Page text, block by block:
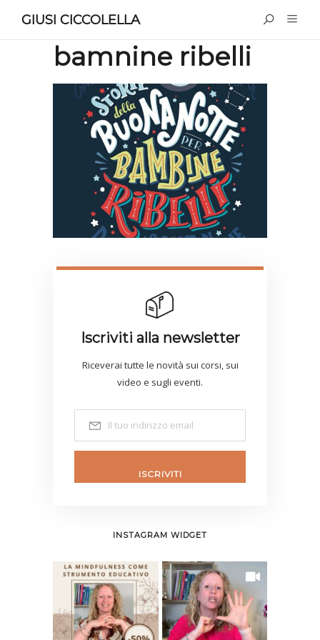
GIUSI CICCOLELLA
bamnine ribelli
Iscriviti alla newsletter
Riceverai tutte le novità sui corsi, sui
video e sugli eventi.
ISCRIVITI
INSTAGRAM WIDGET